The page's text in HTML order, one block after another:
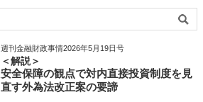
移
動
週刊金融財政事情2026年5月19日号
＜解説＞
安全保障の観点で対内直接投資制度を見
直す外為法改正案の要諦